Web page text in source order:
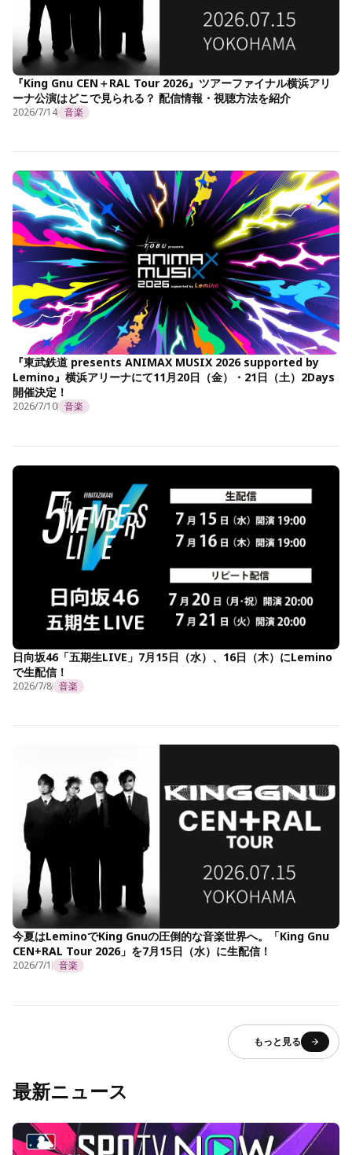
『King Gnu CEN＋RAL Tour 2026』ツアーファイナル横浜アリ
ーナ公演はどこで見られる？ 配信情報・視聴方法を紹介
2026/7/14 音楽
『東武鉄道 presents ANIMAX MUSIX 2026 supported by
Lemino』横浜アリーナにて11月20日（金）・21日（土）2Days
開催決定！
2026/7/10 音楽
日向坂46「五期生LIVE」7月15日（水）、16日（木）にLemino
で生配信！
2026/7/8 音楽
今夏はLeminoでKing Gnuの圧倒的な音楽世界へ。「King Gnu
CEN+RAL Tour 2026」を7月15日（水）に生配信！
2026/7/1 音楽
もっと見る
最新ニュース